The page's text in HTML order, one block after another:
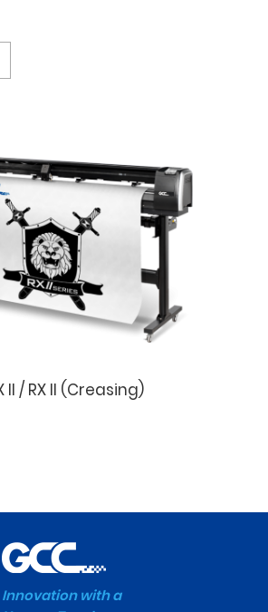
II / RX II (Creasing)
Innovation with a